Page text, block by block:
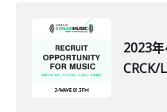
2023
CRCK/